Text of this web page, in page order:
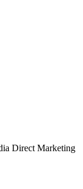
Direct Marketing